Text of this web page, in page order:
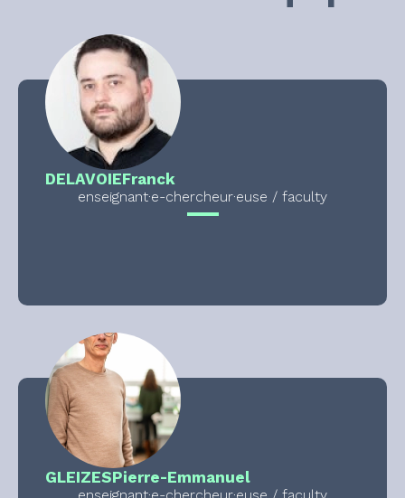
DELAVOIEFranck
enseignant·e-chercheur·euse / faculty
GLEIZESPierre-Emmanuel